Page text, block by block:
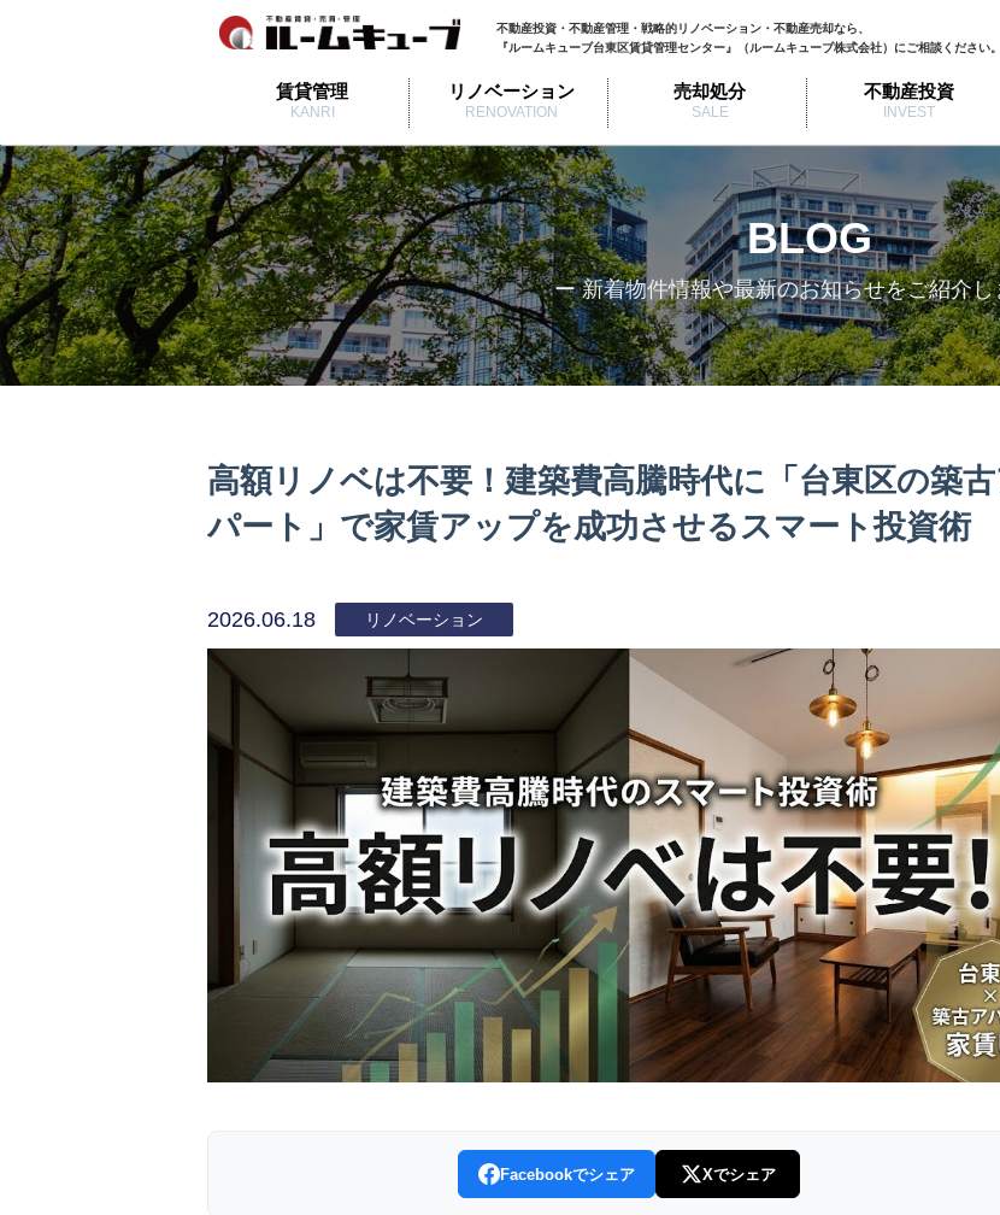
不動産投資・不動産管理・戦略的リノベーション・不動産売却なら、
『ルームキューブ台東区賃貸管理センター』（ルームキューブ株式会社）にご相談ください。
賃貸管理
KANRI
リノベーション
RENOVATION
売却処分
SALE
不動産投資
INVEST
BLOG
ー 新着物件情報や最新のお知らせをご紹介し
高額リノベは不要！建築費高騰時代に「台東区の築
パート」で家賃アップを成功させるスマート投資術
2026.06.18 リノベーション
Facebookでシェア Xでシェア